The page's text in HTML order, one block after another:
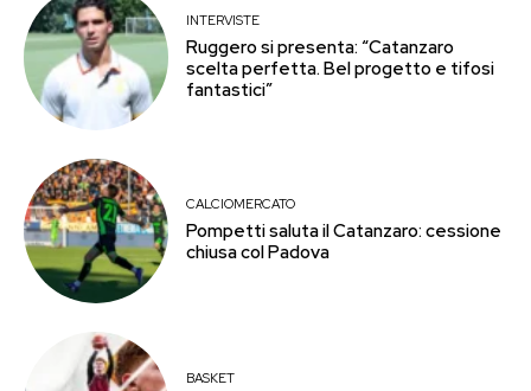
INTERVISTE
Ruggero si presenta: “Catanzaro
scelta perfetta. Bel progetto e tifosi
fantastici”
CALCIOMERCATO
Pompetti saluta il Catanzaro: cessione
chiusa col Padova
BASKET